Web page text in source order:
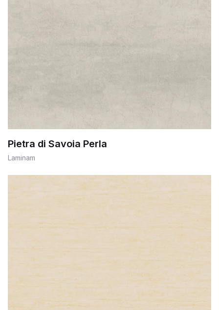
Pietra di Savoia Perla
Laminam